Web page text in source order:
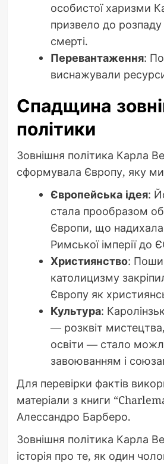
особистої харизми
призвело до розпаду
смерті.
Перевантаження:
виснажували
Спадщина
політики
Зовнішня політика Карла
сформувала Європу, яку
Європейська ідея:
стала прообразом
Європи, що надихала
Римської імперії до
Християнство:
католицизму
Європу як
Культура:
— розквіт
освіти — стало
завоюванням і
Для перевірки фактів
матеріали з книги
Алессандро Барберо.
Зовнішня політика Карла
історія про те, як один